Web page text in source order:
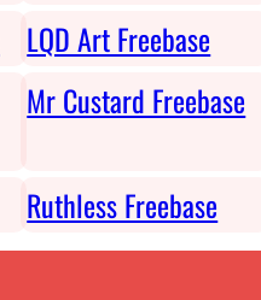
LQD Art Freebase
Mr Custard Freebase
Ruthless Freebase